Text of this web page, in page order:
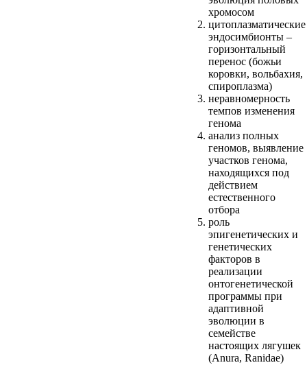
хромосом
цитоплазматические
эндосимбионты –
горизонтальный
перенос (божьи
коровки, вольбахия,
спироплазма)
неравномерность
темпов изменения
генома
анализ полных
геномов, выявление
участков генома,
находящихся под
действием
естественного
отбора
роль
эпигенетических и
генетических
факторов в
реализации
онтогенетической
программы при
адаптивной
эволюции в
семействе
настоящих лягушек
(Anura, Ranidae)